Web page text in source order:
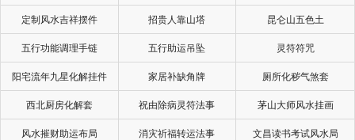
定制风水吉祥摆件 招贵人靠山塔 昆仑山五色土
五行功能调理手链 五行助运吊坠 灵符符咒
阳宅流年九星化解挂件 家居补缺角牌 厕所化秽气煞套
西北厨房化解套 祝由除病灵符法事 茅山大师风水挂画
风水摧财助运布局 消灾祈福转运法事 文昌读书考试风水局